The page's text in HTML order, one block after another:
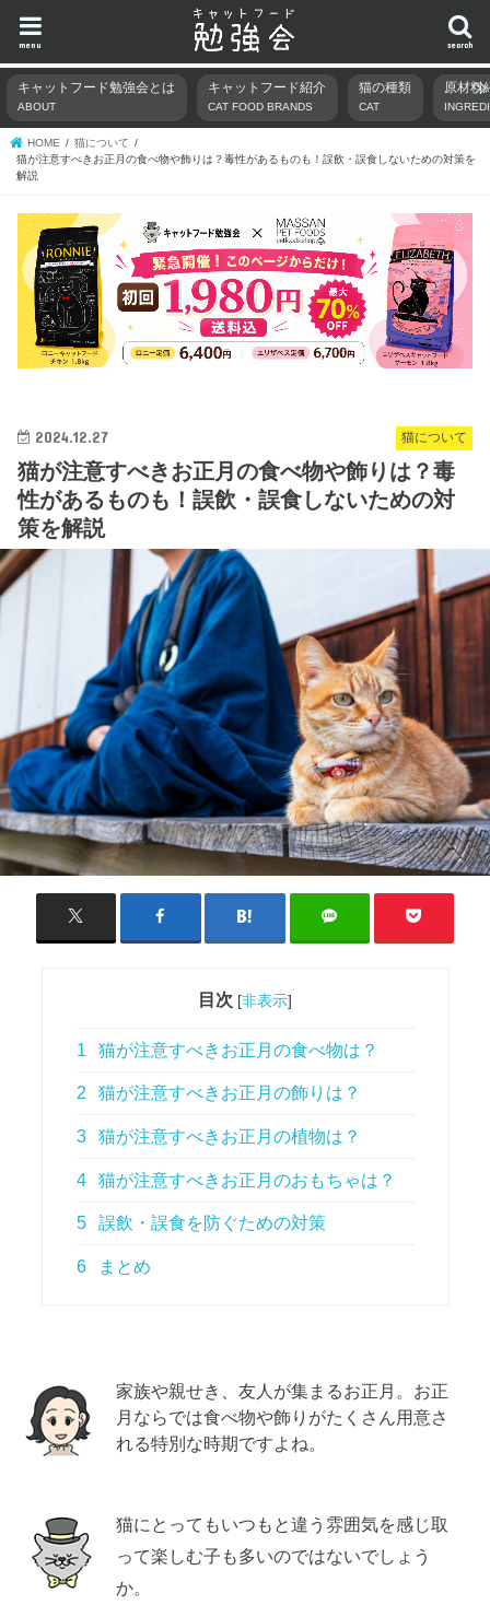
search
menu
キャットフード勉強会とは
ABOUT
キャットフード紹介
CAT FOOD BRANDS
猫の種類
CAT
原材料
HOME
猫について
猫が注意すべきお正月の食べ物や飾りは？毒性があるものも！誤飲・誤食しないための対策を
解説
猫について
2024.12.27
猫が注意すべきお正月の食べ物や飾りは？毒
性があるものも！誤飲・誤食しないための対
策を解説
目次 [非表示]
1 猫が注意すべきお正月の食べ物は？
2 猫が注意すべきお正月の飾りは？
3 猫が注意すべきお正月の植物は？
4 猫が注意すべきお正月のおもちゃは？
5 誤飲・誤食を防ぐための対策
6 まとめ
家族や親せき、友人が集まるお正月。お正
月ならでは食べ物や飾りがたくさん用意さ
れる特別な時期ですよね。
猫にとってもいつもと違う雰囲気を感じ取
って楽しむ子も多いのではないでしょう
か。